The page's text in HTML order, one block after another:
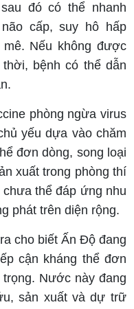
đó có thể nhanh
cấp, suy hô hấp
Nếu không được
bệnh có thể dẫn
phòng ngừa virus
yếu dựa vào chăm
đơn dòng, song loại
xuất trong phòng thí
thể đáp ứng nhu
phát trên diện rộng.
cho biết Ấn Độ đang
cận kháng thể đơn
Nước này đang
sản xuất và dự trữ